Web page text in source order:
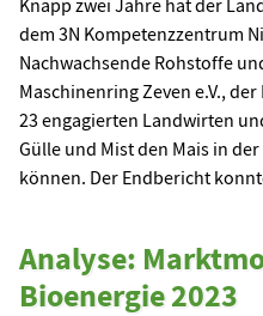
dem 3N Kompetenzzentrum
Nachwachsende Rohstoffe
Maschinenring Zeven e.V.,
23 engagierten Landwirten
Gülle und Mist den Mais in
können. Der Endbericht
Analyse:
Bioenergie 2023